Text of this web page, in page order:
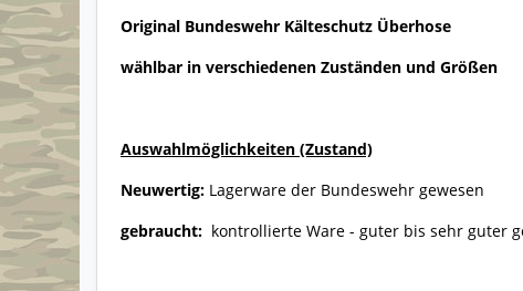
Original Bundeswehr Kälteschutz Überhose
wählbar in verschiedenen Zuständen und Größen
Auswahlmöglichkeiten (Zustand)
Neuwertig: Lagerware der Bundeswehr gewesen
gebraucht: kontrollierte Ware - guter bis sehr guter